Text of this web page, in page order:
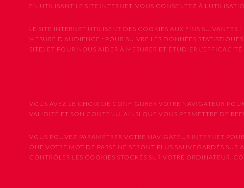
EN UTILISANT LE SITE INTERNET, VOUS CONSENTEZ À
LE SITE INTERNET UTILISENT DES COOKIES AUX FINS SUIVANTES :
MESURE D’AUDIENCE : POUR SUIVRE LES DONNÉES
SITE) ET POUR NOUS AIDER À MESURER ET ÉTUDIER
VOUS AVEZ LE CHOIX DE CONFIGURER VOTRE NAVIGATEUR
VALIDITÉ ET SON CONTENU, AINSI QUE VOUS PERMETTRE DE
VOUS POUVEZ PARAMÉTRER VOTRE NAVIGATEUR INTERNET
QUE VOTRE MOT DE PASSE NE SERONT PLUS SAUVEGARDÉS
CONTRÔLER LES COOKIES STOCKÉS SUR VOTRE ORDINATEUR,